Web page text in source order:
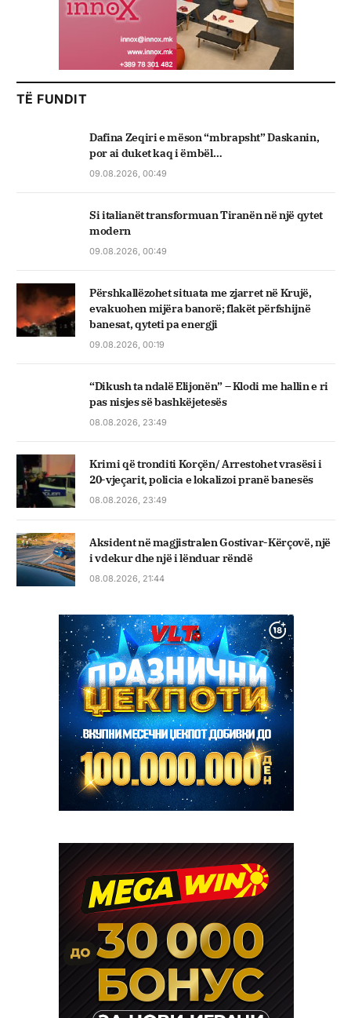
TË FUNDIT
Dafina Zeqiri e mëson “mbrapsht” Daskanin,
por ai duket kaq i ëmbël…
09.08.2026, 00:49
Si italianët transformuan Tiranën në një qytet
modern
09.08.2026, 00:49
Përshkallëzohet situata me zjarret në Krujë,
evakuohen mijëra banorë; flakët përfshijnë
banesat, qyteti pa energji
09.08.2026, 00:19
“Dikush ta ndalë Elijonën” – Klodi me hallin e ri
pas nisjes së bashkëjetesës
08.08.2026, 23:49
Krimi që tronditi Korçën/ Arrestohet vrasësi i
20-vjeçarit, policia e lokalizoi pranë banesës
08.08.2026, 23:49
Aksident në magjistralen Gostivar-Kërçovë, një
i vdekur dhe një i lënduar rëndë
08.08.2026, 21:44